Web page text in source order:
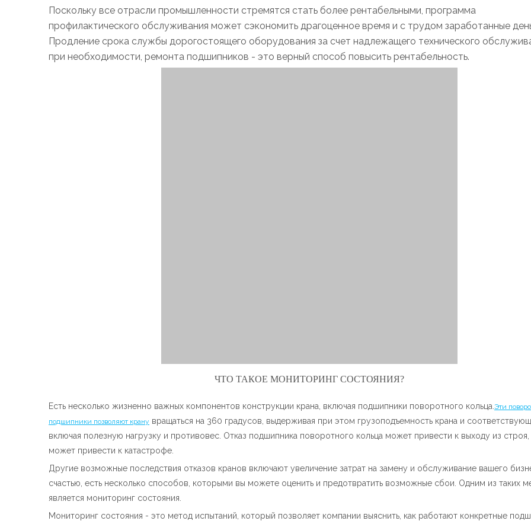
Поскольку все отрасли промышленности стремятся стать более рентабельными, программа
профилактического обслуживания может сэкономить драгоценное время и с трудом заработанные
Продление срока службы дорогостоящего оборудования за счет надлежащего технического
при необходимости, ремонта подшипников - это верный способ повысить рентабельность.
ЧТО ТАКОЕ МОНИТОРИНГ СОСТОЯНИЯ?
Есть несколько жизненно важных компонентов конструкции крана, включая подшипники поворотного кольца. Эти
подшипники позволяют крану вращаться на 360 градусов, выдерживая при этом грузоподъемность крана и
включая полезную нагрузку и противовес. Отказ подшипника поворотного кольца может привести к выходу из строя,
может привести к катастрофе.
Другие возможные последствия отказов кранов включают увеличение затрат на замену и обслуживание вашего
счастью, есть несколько способов, которыми вы можете оценить и предотвратить возможные сбои. Одним из таких
является мониторинг состояния.
Мониторинг состояния - это метод испытаний, который позволяет компании выяснить, как работают конкретные